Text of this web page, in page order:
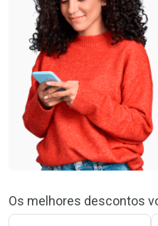
Os melhores descontos